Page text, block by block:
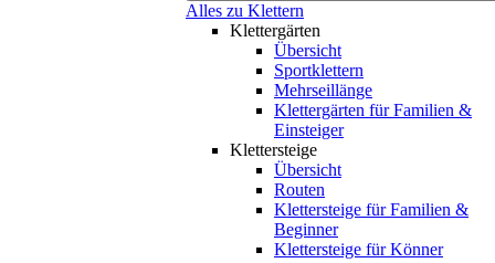
Alles zu Klettern
Klettergärten
Übersicht
Sportklettern
Mehrseillänge
Klettergärten für Familien &
Einsteiger
Klettersteige
Übersicht
Routen
Klettersteige für Familien &
Beginner
Klettersteige für Könner